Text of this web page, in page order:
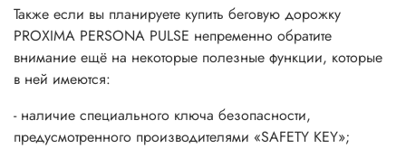
Также если вы планируете купить беговую дорожку
PROXIMA PERSONA PULSE непременно обратите
внимание ещё на некоторые полезные функции, которые
в ней имеются:
- наличие специального ключа безопасности,
предусмотренного производителями «SAFETY KEY»;